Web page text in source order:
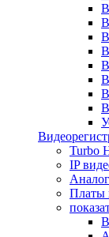
Turbo
IP
Платы